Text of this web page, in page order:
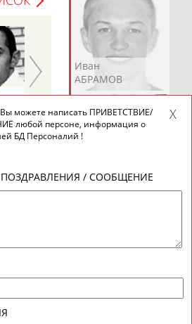
Иван
АБРАМОВ
АБРАМОВА
АБРАРОВ
Юрий
ЕРМОШКИН
можете написать ПРИВЕТСТВИЕ/
любой персоне, информация о
БД Персоналий !
ПОЗДРАВЛЕНИЯ / СООБЩЕНИЕ